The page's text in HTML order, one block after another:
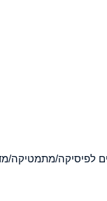
לפיסיקה/מתמטיקה/